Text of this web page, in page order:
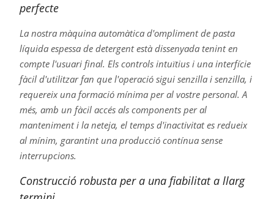
perfecte
La nostra màquina automàtica d'ompliment de pasta
líquida espessa de detergent està dissenyada tenint en
compte l'usuari final. Els controls intuïtius i una interfície
fàcil d'utilitzar fan que l'operació sigui senzilla i senzilla, i
requereix una formació mínima per al vostre personal. A
més, amb un fàcil accés als components per al
manteniment i la neteja, el temps d'inactivitat es redueix
al mínim, garantint una producció contínua sense
interrupcions.
Construcció robusta per a una fiabilitat a llarg